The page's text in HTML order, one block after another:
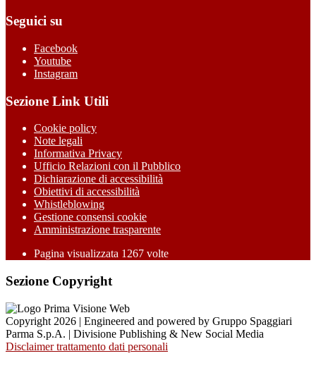
Seguici su
Facebook
Youtube
Instagram
Sezione Link Utili
Cookie policy
Note legali
Informativa Privacy
Ufficio Relazioni con il Pubblico
Dichiarazione di accessibilità
Obiettivi di accessibilità
Whistleblowing
Gestione consensi cookie
Amministrazione trasparente
Pagina visualizzata 1267 volte
Sezione Copyright
Copyright 2026 | Engineered and powered by Gruppo Spaggiari
Parma S.p.A. | Divisione Publishing & New Social Media
Disclaimer trattamento dati personali